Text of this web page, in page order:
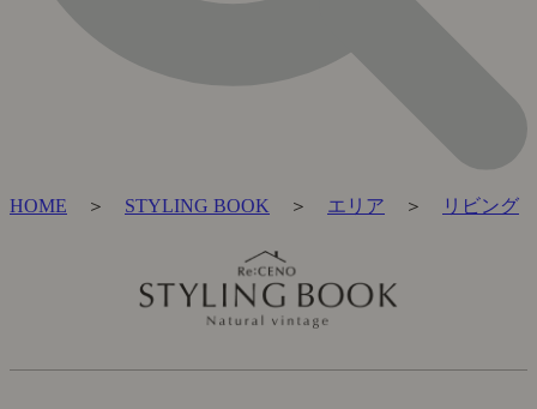
HOME ＞ STYLING BOOK ＞ エリア ＞ リビング